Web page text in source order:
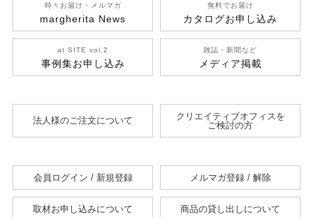
時々お届け・メルマガ
margherita News
無料でお届け
カタログお申し込み
at SITE vol.2
事例集お申し込み
雑誌・新聞など
メディア掲載
法人様のご注文について
クリエイティブオフィスを
ご検討の方
会員ログイン / 新規登録 メルマガ登録 / 解除
取材お申し込みについて 商品の貸し出しについて